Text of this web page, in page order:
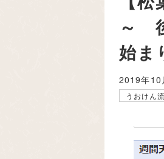
～
始ま
2019年10
うおけん